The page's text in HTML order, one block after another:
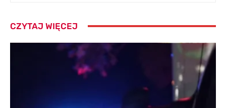
CZYTAJ WIĘCEJ